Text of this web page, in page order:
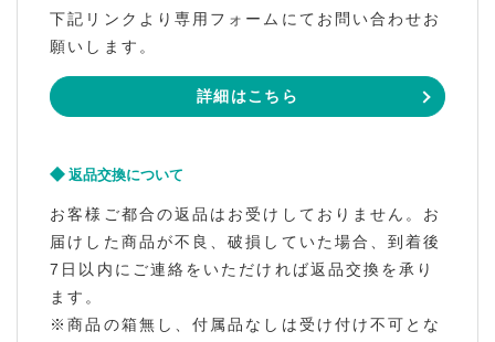
下記リンクより専用フォームにてお問い合わせお
願いします。
詳細はこちら
返品交換について
お客様ご都合の返品はお受けしておりません。お
届けした商品が不良、破損していた場合、到着後
7日以内にご連絡をいただければ返品交換を承り
ます。
※商品の箱無し、付属品なしは受け付け不可とな